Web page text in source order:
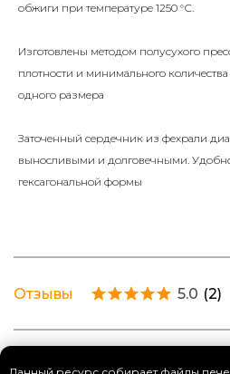
обжиги при температуре 1250 °С.
Изготовлены методом полусухого
плотности и минимального
одного размера
Заточенный сердечник из фехрали
выносливыми и долговечными. Удобно
гексагональной формы
Отзывы 5.0 (2)